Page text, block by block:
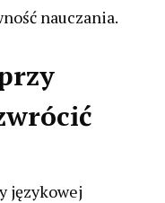
nauczania.
językowej